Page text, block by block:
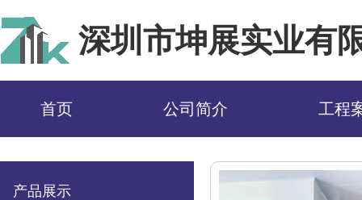
深圳市坤展实业有
首页 公司简介 工程
产品展示